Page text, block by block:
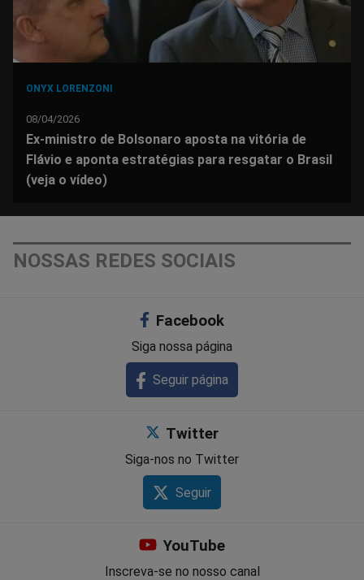
ONYX LORENZONI
08/04/2026
Ex-ministro de Bolsonaro aposta na vitória de
Flávio e aponta estratégias para resgatar o Brasil
(veja o vídeo)
NOSSAS REDES SOCIAIS
Facebook
Siga nossa página
Seguir página
Twitter
Siga-nos no Twitter
Seguir
YouTube
Inscreva-se no nosso canal